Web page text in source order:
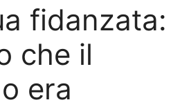
fidanzata:
che il
era